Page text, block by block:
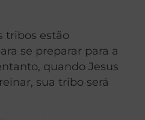
tribos estão
se preparar para a
quando Jesus
sua tribo será